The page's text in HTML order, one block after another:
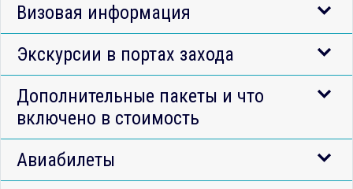
Визовая информация
Экскурсии в портах захода
Дополнительные пакеты и что
включено в стоимость
Авиабилеты